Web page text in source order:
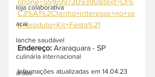
loja colaborativa
acai
lanche saudável
culinária internacional
árabe
phone=5516997309390&text=Ol%
C3%A1%2Ctenho+interesse+no+se
u+produto+Kit+Festa%21
Endereço: Araraquara - SP
Informações atualizadas em 14.04.23